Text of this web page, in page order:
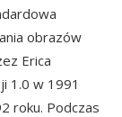
obrazów
Erica
1.0 w 1991
roku. Podczas